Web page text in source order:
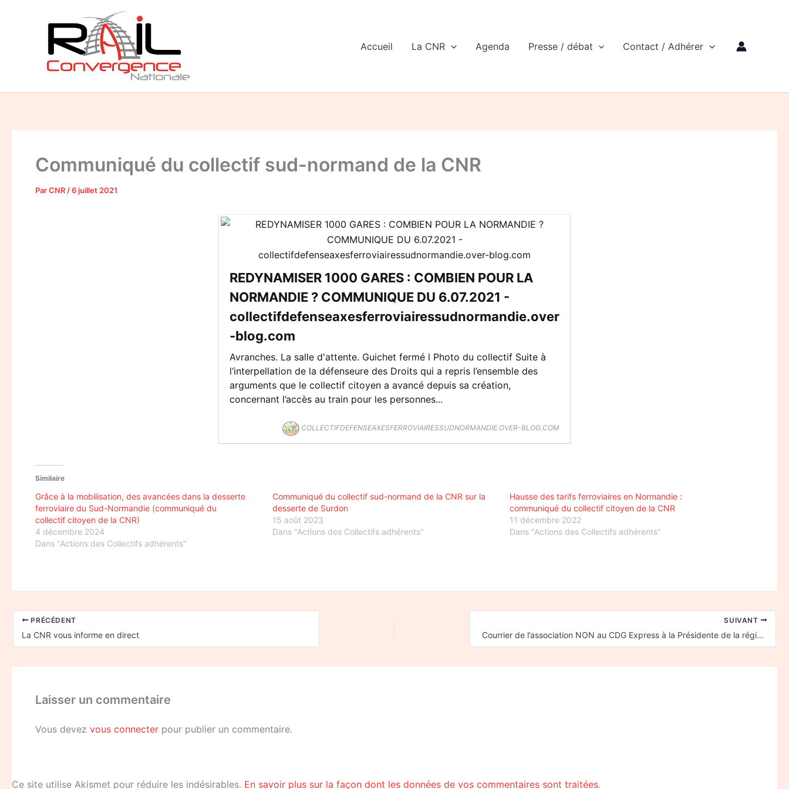
Accueil La CNR Agenda Presse / débat Contact / Adhérer
Communiqué du collectif sud-normand de la CNR
ParCNR /6 juillet 2021
REDYNAMISER 1000 GARES : COMBIEN POUR LA
NORMANDIE ? COMMUNIQUE DU 6.07.2021 -
collectifdefenseaxesferroviairessudnormandie.over
-blog.com
Avranches. La salle d'attente. Guichet fermé l Photo du collectif Suite à
l‘interpellation de la défenseure des Droits qui a repris l’ensemble des
arguments que le collectif citoyen a avancé depuis sa création,
concernant l’accès au train pour les personnes...
COLLECTIFDEFENSEAXESFERROVIAIRESSUDNORMANDIE.OVER-BLOG.COM
Similaire
Grâce à la mobilisation, des avancées dans la desserte
ferroviaire du Sud-Normandie (communiqué du
collectif citoyen de la CNR)
4 décembre 2024
Dans "Actions des Collectifs adhérents"
Communiqué du collectif sud-normand de la CNR sur la
desserte de Surdon
15 août 2023
Dans "Actions des Collectifs adhérents"
Hausse des tarifs ferroviaires en Normandie :
communiqué du collectif citoyen de la CNR
11 décembre 2022
Dans "Actions des Collectifs adhérents"
PRÉCÉDENT
La CNR vous informe en direct
SUIVANT
Courrier de l’association NON au CDG Express à la Présidente de la région Ile-de-France
Laisser un commentaire
Vous devez vous connecter pour publier un commentaire.
Ce site utilise Akismet pour réduire les indésirables. En savoir plus sur la façon dont les données de vos commentaires sont traitées.